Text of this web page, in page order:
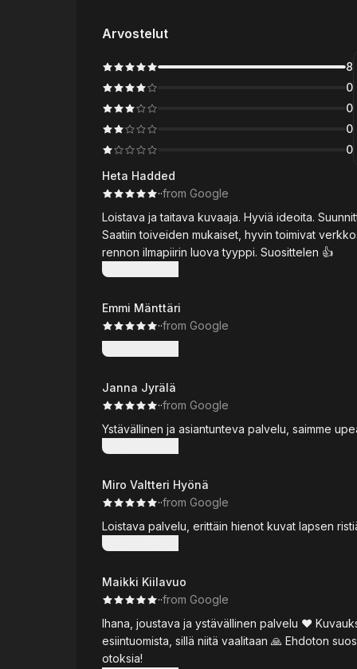
Arvostelut
8
0
0
0
0
Heta Hadded
··from Google
Loistava ja taitava kuvaaja. Hyviä ideoita.
Saatiin toiveiden mukaiset, hyvin toimivat
rennon ilmapiirin luova tyyppi. Suosittelen 👍
Näytä enemmän
Emmi Mänttäri
··from Google
Näytä enemmän
Janna Jyrälä
··from Google
Ystävällinen ja asiantunteva palvelu, saimme
Näytä enemmän
Miro Valtteri Hyönä
··from Google
Loistava palvelu, erittäin hienot kuvat lapsen
Näytä enemmän
Maikki Kiilavuo
··from Google
Ihana, joustava ja ystävällinen palvelu ♥️
esiintuomista, sillä niitä vaalitaan 🙏 Ehdoton suositus just sulle, joka haluat persoonallisia ja uniikkeja
otoksia!